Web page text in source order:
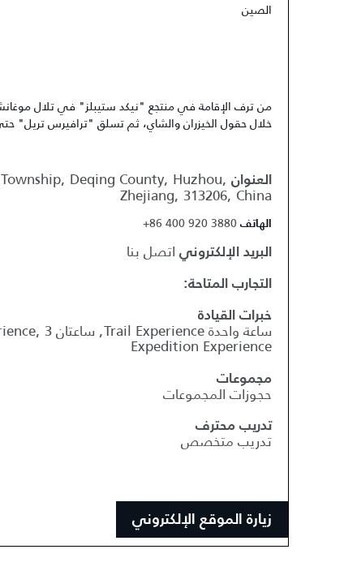
الصين
من ترف الإقامة في منتجع "نيكد ستيبلز" في تلال
خلال حقول الخيزران والشاي، ثم تسلق "ترافيرس تريل"
العنوان Deqing County, Huzhou,
Zhejiang, 313206, China
الهاتف +86 400 920 3880
البريد الإلكتروني اتصل بنا
التجارب المتاحة:
خبرات القيادة
Expedition Experience
مجموعات
حجوزات المجموعات
تدريب محترف
تدريب متخصص
زيارة الموقع الإلكتروني